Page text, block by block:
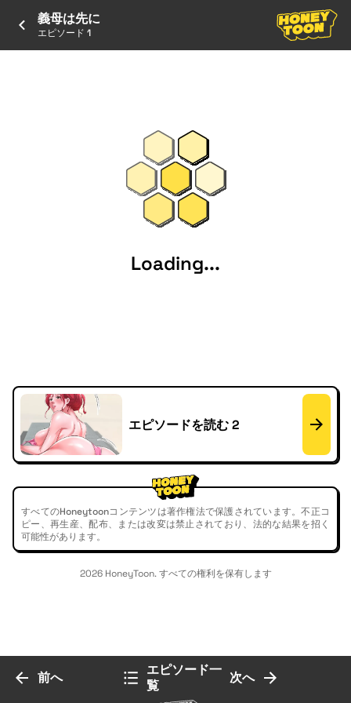
義母は先に
エピソード 1
Loading...
エピソードを読む 2
すべてのHoneytoonコンテンツは著作権法で保護されています。不正コ
ピー、再生産、配布、または改変は禁止されており、法的な結果を招く
可能性があります。
2026 HoneyToon. すべての権利を保有します
前へ
エピソード一
覧
次へ